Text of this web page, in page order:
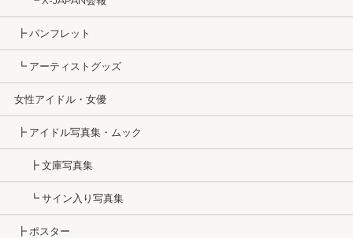
┣ パンフレット
┗ アーティストグッズ
女性アイドル・女優
┣ アイドル写真集・ムック
┣ 文庫写真集
┗ サイン入り写真集
┣ ポスター